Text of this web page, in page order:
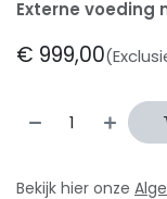
Externe voeding
€ 999,00
Bekijk hier onze